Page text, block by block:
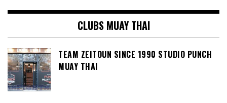
CLUBS MUAY THAI
TEAM ZEITOUN SINCE 1990 STUDIO PUNCH
MUAY THAI